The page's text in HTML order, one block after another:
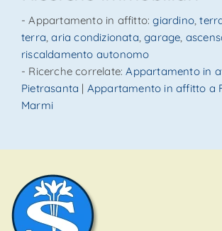
- Appartamento in affitto:giardino ,
terra ,aria condizionata ,garage
riscaldamento autonomo
- Ricerche correlate:Appartamento in
Pietrasanta | Appartamento in affitto a
Marmi